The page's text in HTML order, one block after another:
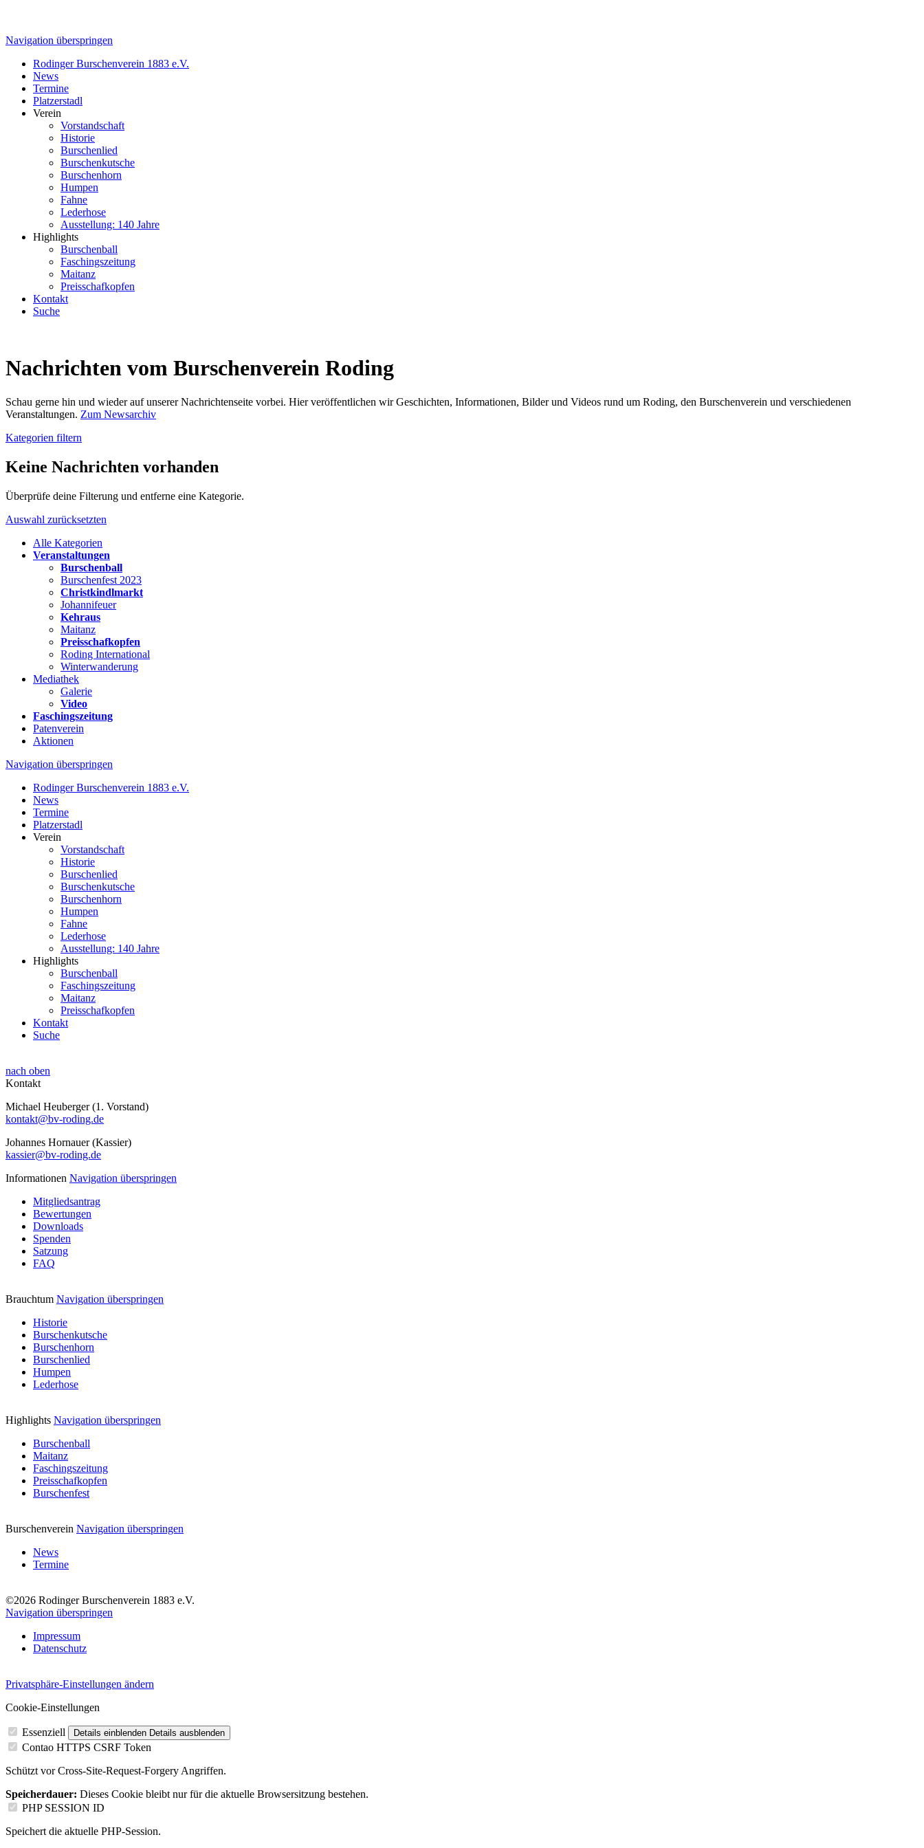
Navigation überspringen
Rodinger Burschenverein 1883 e.V.
News
Termine
Platzerstadl
Verein
Vorstandschaft
Historie
Burschenlied
Burschenkutsche
Burschenhorn
Humpen
Fahne
Lederhose
Ausstellung: 140 Jahre
Highlights
Burschenball
Faschingszeitung
Maitanz
Preisschafkopfen
Kontakt
Suche
Nachrichten vom Burschenverein Roding
Schau gerne hin und wieder auf unserer Nachrichtenseite vorbei. Hier veröffentlichen wir Geschichten, Informationen, Bilder und Videos rund um Roding, den Burschenverein und verschiedenen
Veranstaltungen. Zum Newsarchiv
Kategorien filtern
Keine Nachrichten vorhanden
Überprüfe deine Filterung und entferne eine Kategorie.
Auswahl zurücksetzten
Alle Kategorien
Veranstaltungen
Burschenball
Burschenfest 2023
Christkindlmarkt
Johannifeuer
Kehraus
Maitanz
Preisschafkopfen
Roding International
Winterwanderung
Mediathek
Galerie
Video
Faschingszeitung
Patenverein
Aktionen
Navigation überspringen
Rodinger Burschenverein 1883 e.V.
News
Termine
Platzerstadl
Verein
Vorstandschaft
Historie
Burschenlied
Burschenkutsche
Burschenhorn
Humpen
Fahne
Lederhose
Ausstellung: 140 Jahre
Highlights
Burschenball
Faschingszeitung
Maitanz
Preisschafkopfen
Kontakt
Suche
nach oben
Kontakt
Michael Heuberger (1. Vorstand)
kontakt@bv-roding.de
Johannes Hornauer (Kassier)
kassier@bv-roding.de
Informationen Navigation überspringen
Mitgliedsantrag
Bewertungen
Downloads
Spenden
Satzung
FAQ
Brauchtum Navigation überspringen
Historie
Burschenkutsche
Burschenhorn
Burschenlied
Humpen
Lederhose
Highlights Navigation überspringen
Burschenball
Maitanz
Faschingszeitung
Preisschafkopfen
Burschenfest
Burschenverein Navigation überspringen
News
Termine
©2026 Rodinger Burschenverein 1883 e.V.
Navigation überspringen
Impressum
Datenschutz
Privatsphäre-Einstellungen ändern
Cookie-Einstellungen
Essenziell Details einblenden Details ausblenden
Contao HTTPS CSRF Token
Schützt vor Cross-Site-Request-Forgery Angriffen.
Speicherdauer: Dieses Cookie bleibt nur für die aktuelle Browsersitzung bestehen.
PHP SESSION ID
Speichert die aktuelle PHP-Session.